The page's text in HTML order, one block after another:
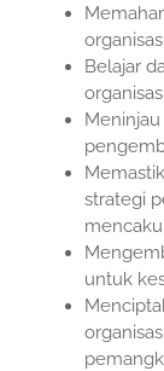
organisasi
Belajar
organisasi
strategi
untuk